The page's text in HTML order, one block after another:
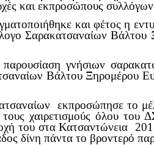
και εκπροσώπους
και φέτος η
Σαρακατσαναίων Βάλτου
γνήσιων
Βάλτου Ξηρομέρου
εκπροσώπησε το
χαιρετισμούς όλου
του στα Κατσαντώνεια
δίνη πάντα το βροντερό